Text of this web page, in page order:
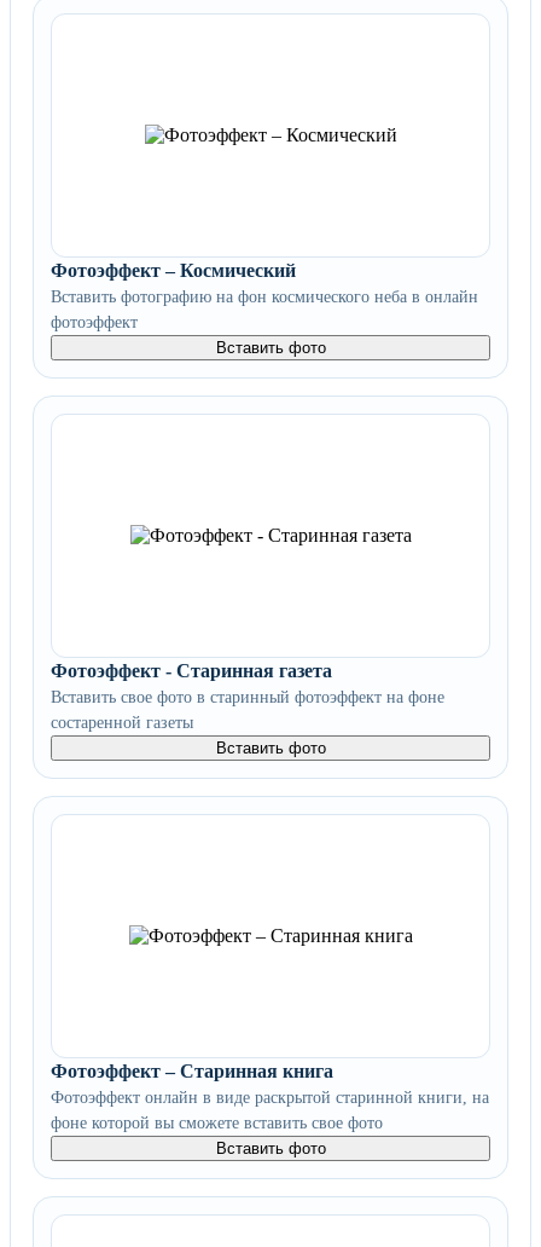
Фотоэффект – Космический
Вставить фотографию на фон космического неба в онлайн
фотоэффект
Вставить фото
Фотоэффект - Старинная газета
Вставить свое фото в старинный фотоэффект на фоне
состаренной газеты
Вставить фото
Фотоэффект – Старинная книга
Фотоэффект онлайн в виде раскрытой старинной книги, на
фоне которой вы сможете вставить свое фото
Вставить фото